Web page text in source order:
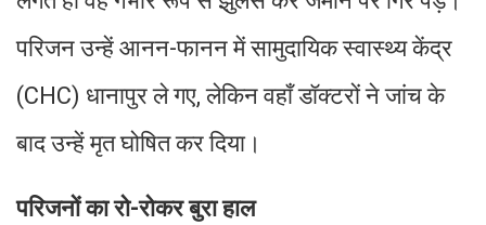
परिजन उन्हें आनन-फानन में सामुदायिक स्वास्थ्य केंद्र
(CHC) धानापुर ले गए, लेकिन वहाँ डॉक्टरों ने जांच के
बाद उन्हें मृत घोषित कर दिया।
परिजनों का रो-रोकर बुरा हाल